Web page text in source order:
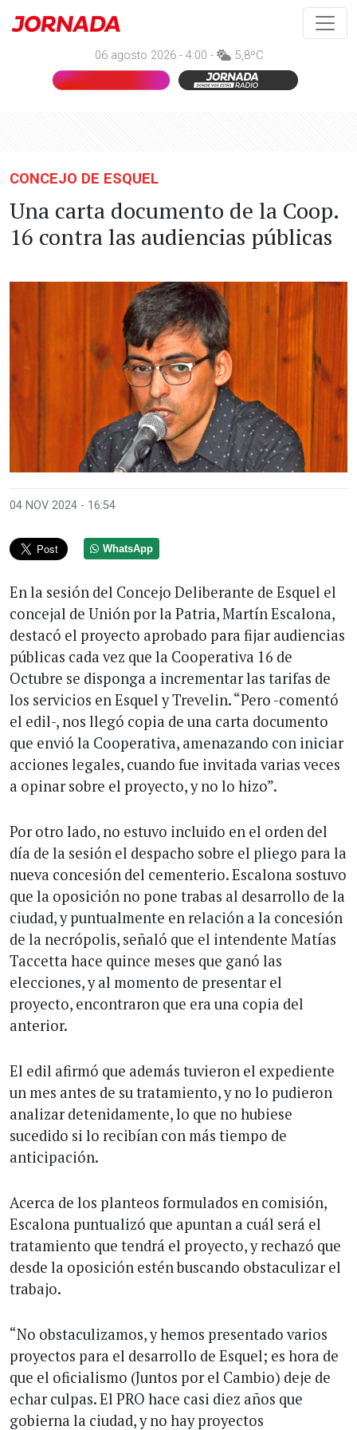
06 agosto 2026 - 4:00 - 5,8ºC
CONCEJO DE ESQUEL
Una carta documento de la Coop.
16 contra las audiencias públicas
04 NOV 2024 - 16:54
WhatsApp
En la sesión del Concejo Deliberante de Esquel el
concejal de Unión por la Patria, Martín Escalona,
destacó el proyecto aprobado para fijar audiencias
públicas cada vez que la Cooperativa 16 de
Octubre se disponga a incrementar las tarifas de
los servicios en Esquel y Trevelin. “Pero -comentó
el edil-, nos llegó copia de una carta documento
que envió la Cooperativa, amenazando con iniciar
acciones legales, cuando fue invitada varias veces
a opinar sobre el proyecto, y no lo hizo”.
Por otro lado, no estuvo incluido en el orden del
día de la sesión el despacho sobre el pliego para la
nueva concesión del cementerio. Escalona sostuvo
que la oposición no pone trabas al desarrollo de la
ciudad, y puntualmente en relación a la concesión
de la necrópolis, señaló que el intendente Matías
Taccetta hace quince meses que ganó las
elecciones, y al momento de presentar el
proyecto, encontraron que era una copia del
anterior.
El edil afirmó que además tuvieron el expediente
un mes antes de su tratamiento, y no lo pudieron
analizar detenidamente, lo que no hubiese
sucedido si lo recibían con más tiempo de
anticipación.
Acerca de los planteos formulados en comisión,
Escalona puntualizó que apuntan a cuál será el
tratamiento que tendrá el proyecto, y rechazó que
desde la oposición estén buscando obstaculizar el
trabajo.
“No obstaculizamos, y hemos presentado varios
proyectos para el desarrollo de Esquel; es hora de
que el oficialismo (Juntos por el Cambio) deje de
echar culpas. El PRO hace casi diez años que
gobierna la ciudad, y no hay proyectos